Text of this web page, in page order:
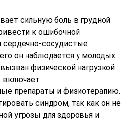
сильную боль в грудной
к ошибочной
сердечно-сосудистые
он наблюдается у молодых
физической нагрузкой
включает
препараты и физиотерапию.
синдром, так как он не
угрозы для здоровья и